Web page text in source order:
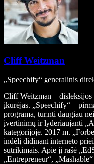
Cliff Weitzman
„Speechify“ generalinis
Cliff Weitzman – disleksijos
įkūrėjas. „Speechify“ –
programa, turinti daugiau
įvertinimų ir lyderiaujanti
kategorijoje. 2017 m.
indėlį didinant interneto
sutrikimais. Apie jį rašė
„Entrepreneur“,